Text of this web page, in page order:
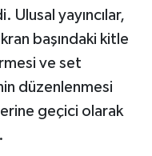
Ulusal yayıncılar,
başındaki kitle
ve set
düzenlenmesi
geçici olarak